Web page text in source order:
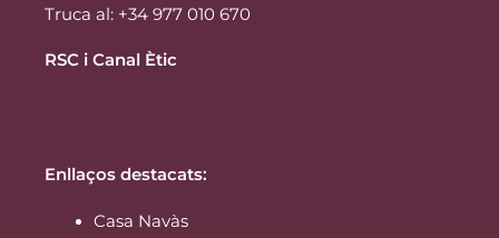
Truca al: +34 977 010 670
RSC i Canal Ètic
Enllaços destacats:
Casa Navàs